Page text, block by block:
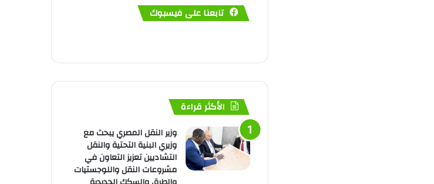
تابعنا على فيسبوك
الأكثر قراءة
وزير النقل المصري يبحث مع
وزيري البنية التحتية والنقل
التشاديين تعزيز التعاون في
مشروعات النقل واللوجستيات